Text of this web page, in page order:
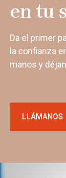
en tu
Da el primer
la confianza
manos y
LLÁMANOS